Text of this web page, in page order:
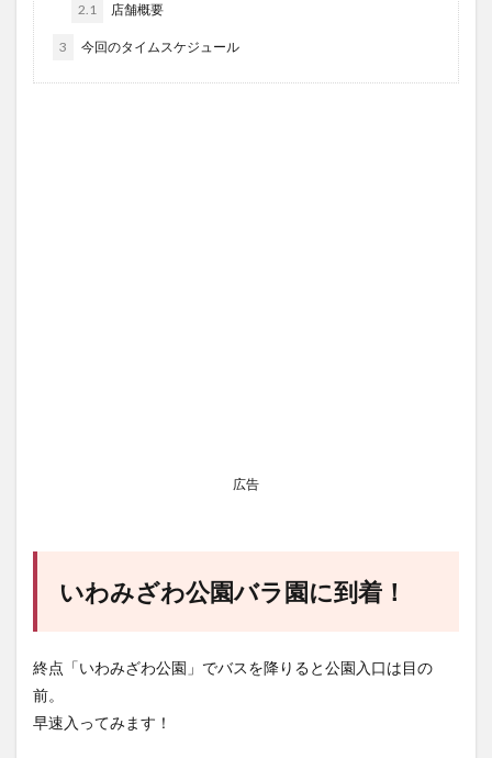
2.1 店舗概要
3 今回のタイムスケジュール
広告
いわみざわ公園バラ園に到着！
終点「いわみざわ公園」でバスを降りると公園入口は目の
前。
早速入ってみます！